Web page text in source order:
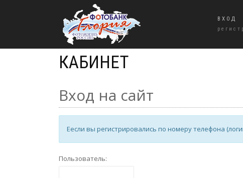
ВХОД
КАБИНЕТ
Вход на сайт
Еесли вы регистрировались по номеру телефона
Пользователь: